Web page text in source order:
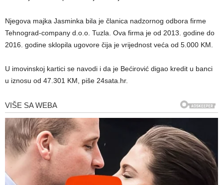
Njegova majka Jasminka bila je članica nadzornog odbora firme
Tehnograd-company d.o.o. Tuzla. Ova firma je od 2013. godine do
2016. godine sklopila ugovore čija je vrijednost veća od 5.000 KM.
U imovinskoj kartici se navodi i da je Bećirović digao kredit u banci
u iznosu od 47.301 KM, piše 24sata.hr.